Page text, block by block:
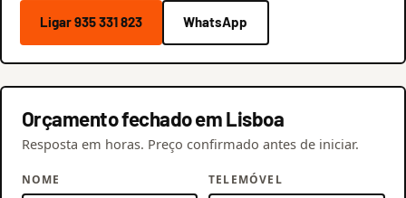
Ligar 935 331 823 WhatsApp
Orçamento fechado em Lisboa
Resposta em horas. Preço confirmado antes de iniciar.
NOME TELEMÓVEL